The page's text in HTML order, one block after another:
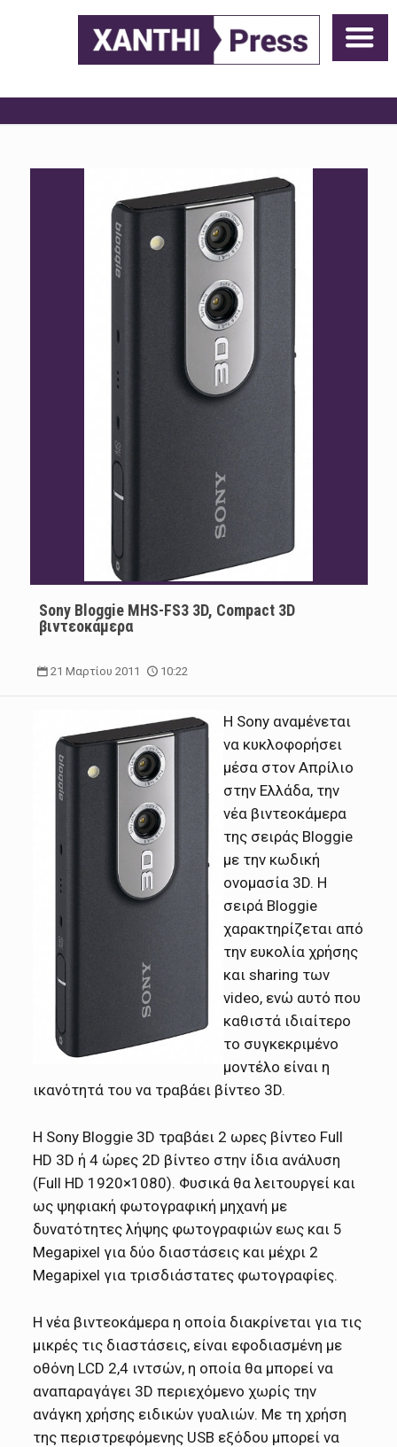
Sony Bloggie MHS-FS3 3D, Compact 3D
βιντεοκάμερα
21 Μαρτίου 2011 10:22
Η Sony αναμένεται
να κυκλοφορήσει
μέσα στον Απρίλιο
στην Ελλάδα, την
νέα βιντεοκάμερα
της σειράς Bloggie
με την κωδική
ονομασία 3D. H
σειρά Bloggie
χαρακτηρίζεται από
την ευκολία χρήσης
και sharing των
video, ενώ αυτό που
καθιστά ιδιαίτερo
τo συγκεκριμένo
μοντέλο είναι η
ικανότητά του να τραβάει βίντεο 3D.
Η Sony Bloggie 3D τραβάει 2 ωρες βίντεο Full
HD 3D ή 4 ώρες 2D βίντεο στην ίδια ανάλυση
(Full HD 1920×1080). Φυσικά θα λειτουργεί και
ως ψηφιακή φωτογραφική μηχανή με
δυνατότητες λήψης φωτογραφιών εως και 5
Megapixel για δύο διαστάσεις και μέχρι 2
Megapixel για τρισδιάστατες φωτογραφίες.
Η νέα βιντεοκάμερα η οποία διακρίνεται για τις
μικρές τις διαστάσεις, είναι εφοδιασμένη με
οθόνη LCD 2,4 ιντσών, η οποία θα μπορεί να
αναπαραγάγει 3D περιεχόμενο χωρίς την
ανάγκη χρήσης ειδικών γυαλιών. Με τη χρήση
της περιστρεφόμενης USB εξόδου μπορεί να